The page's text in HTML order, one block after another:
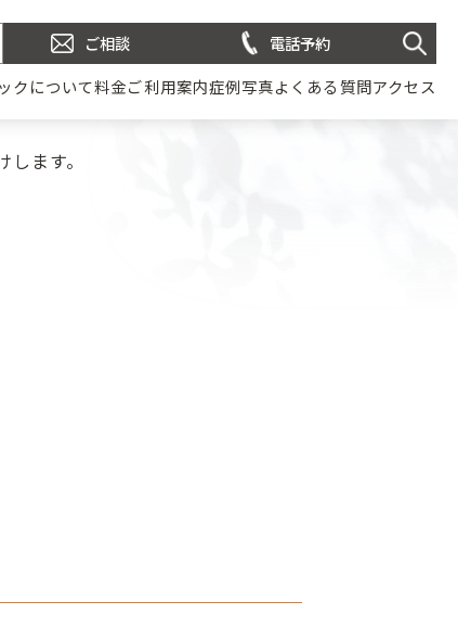
ご相談
電話予約
クについて料金ご利用案内症例写真よくある質問アクセス
ます。